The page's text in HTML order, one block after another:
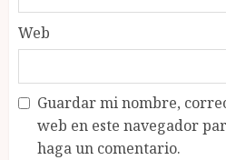
Web
Guardar mi nombre,
web en este navegador
haga un comentario.